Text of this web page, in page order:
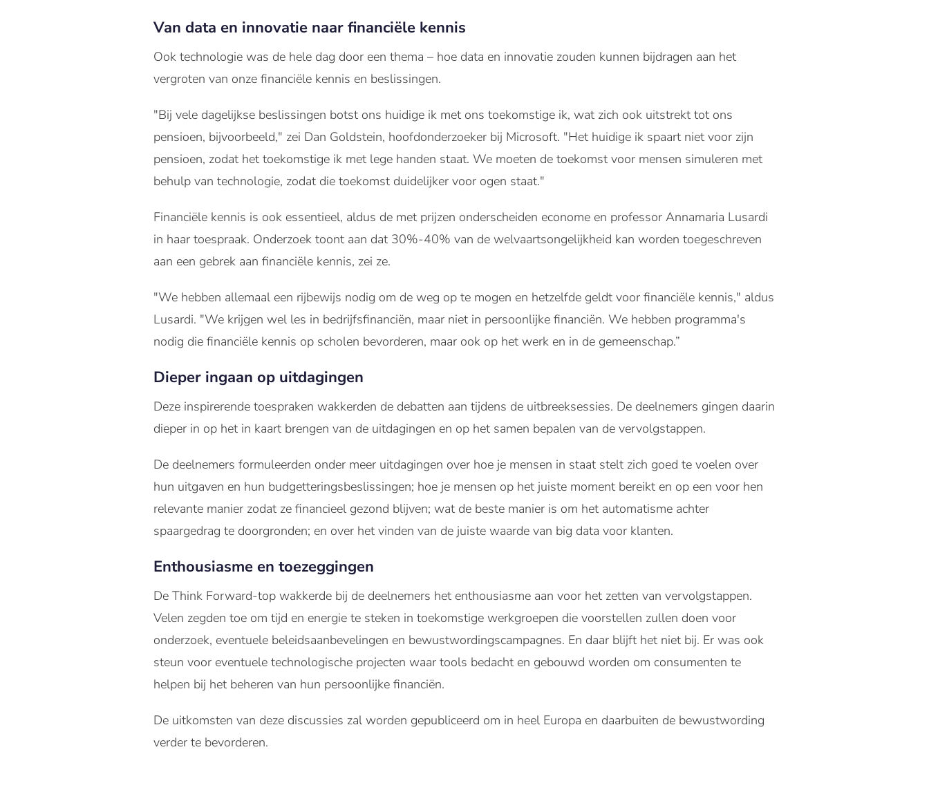
Van data en innovatie naar financiële kennis
Ook technologie was de hele dag door een thema – hoe data en innovatie zouden kunnen bijdragen aan het
vergroten van onze financiële kennis en beslissingen.
"Bij vele dagelijkse beslissingen botst ons huidige ik met ons toekomstige ik, wat zich ook uitstrekt tot ons
pensioen, bijvoorbeeld," zei Dan Goldstein, hoofdonderzoeker bij Microsoft. "Het huidige ik spaart niet voor zijn
pensioen, zodat het toekomstige ik met lege handen staat. We moeten de toekomst voor mensen simuleren met
behulp van technologie, zodat die toekomst duidelijker voor ogen staat."
Financiële kennis is ook essentieel, aldus de met prijzen onderscheiden econome en professor Annamaria Lusardi
in haar toespraak. Onderzoek toont aan dat 30%-40% van de welvaartsongelijkheid kan worden toegeschreven
aan een gebrek aan financiële kennis, zei ze.
"We hebben allemaal een rijbewijs nodig om de weg op te mogen en hetzelfde geldt voor financiële kennis," aldus
Lusardi. "We krijgen wel les in bedrijfsfinanciën, maar niet in persoonlijke financiën. We hebben programma's
nodig die financiële kennis op scholen bevorderen, maar ook op het werk en in de gemeenschap.”
Dieper ingaan op uitdagingen
Deze inspirerende toespraken wakkerden de debatten aan tijdens de uitbreeksessies. De deelnemers gingen daarin
dieper in op het in kaart brengen van de uitdagingen en op het samen bepalen van de vervolgstappen.
De deelnemers formuleerden onder meer uitdagingen over hoe je mensen in staat stelt zich goed te voelen over
hun uitgaven en hun budgetteringsbeslissingen; hoe je mensen op het juiste moment bereikt en op een voor hen
relevante manier zodat ze financieel gezond blijven; wat de beste manier is om het automatisme achter
spaargedrag te doorgronden; en over het vinden van de juiste waarde van big data voor klanten.
Enthousiasme en toezeggingen
De Think Forward-top wakkerde bij de deelnemers het enthousiasme aan voor het zetten van vervolgstappen.
Velen zegden toe om tijd en energie te steken in toekomstige werkgroepen die voorstellen zullen doen voor
onderzoek, eventuele beleidsaanbevelingen en bewustwordingscampagnes. En daar blijft het niet bij. Er was ook
steun voor eventuele technologische projecten waar tools bedacht en gebouwd worden om consumenten te
helpen bij het beheren van hun persoonlijke financiën.
De uitkomsten van deze discussies zal worden gepubliceerd om in heel Europa en daarbuiten de bewustwording
verder te bevorderen.